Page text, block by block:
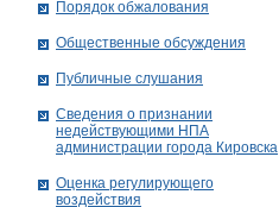
Порядок обжалования
Общественные обсуждения
Публичные слушания
Сведения о признании
недействующими НПА
администрации города Кировскa
Оценка регулирующего
воздействия